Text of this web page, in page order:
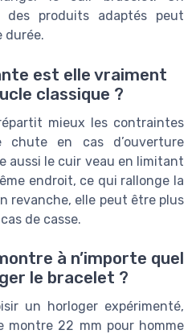
produits adaptés peut
durée.
est elle vraiment
classique ?
mieux les contraintes
en cas d’ouverture
aussi le cuir veau en limitant
endroit, ce qui rallonge la
revanche, elle peut être plus
de casse.
à n’importe quel
le bracelet ?
un horloger expérimenté,
montre 22 mm pour homme